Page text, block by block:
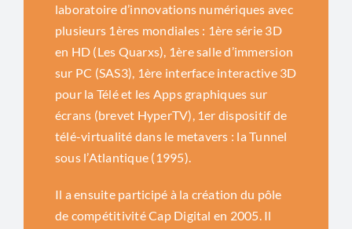
laboratoire d’innovations numériques avec
plusieurs 1ères mondiales : 1ère série 3D
en HD (Les Quarxs), 1ère salle d’immersion
sur PC (SAS3), 1ère interface interactive 3D
pour la Télé et les Apps graphiques sur
écrans (brevet HyperTV), 1er dispositif de
télé-virtualité dans le metavers : la Tunnel
sous l’Atlantique (1995).
Il a ensuite participé à la création du pôle
de compétitivité Cap Digital en 2005. Il